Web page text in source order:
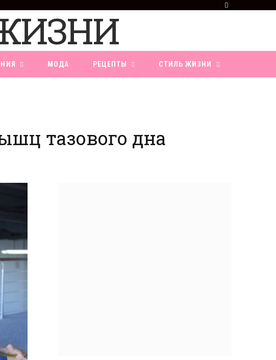
k
МОДА РЕЦЕПТЫ СТИЛЬ ЖИЗНИ
тазового дна